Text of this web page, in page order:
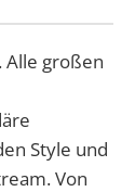
Alle großen
Style und
Von